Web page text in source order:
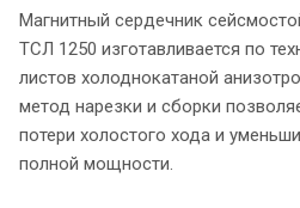
Магнитный сердечник
ТСЛ 1250 изготавливается по
листов холоднокатаной
метод нарезки и сборки
потери холостого хода и
полной мощности.